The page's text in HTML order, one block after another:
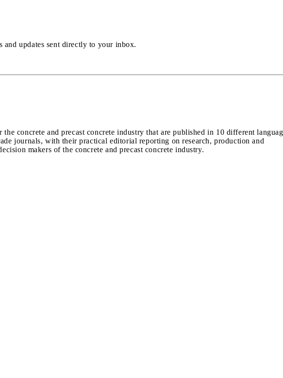
and updates sent directly to your inbox.
concrete and precast concrete industry that are published in 10 different
journals, with their practical editorial reporting on research, production and
makers of the concrete and precast concrete industry.